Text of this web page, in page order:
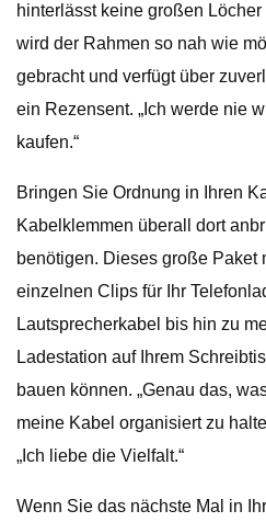
hinterlässt keine großen Löcher
wird der Rahmen so nah wie
gebracht und verfügt über
ein Rezensent. „Ich werde nie
kaufen.“
Bringen Sie Ordnung in Ihren
Kabelklemmen überall dort
benötigen. Dieses große Paket
einzelnen Clips für Ihr
Lautsprecherkabel bis hin zu
Ladestation auf Ihrem
bauen können. „Genau das,
meine Kabel organisiert zu
„Ich liebe die Vielfalt.“
Wenn Sie das nächste Mal in